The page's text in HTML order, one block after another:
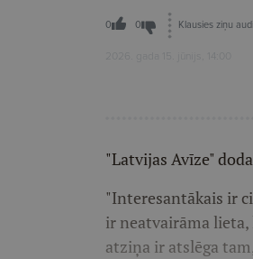
0 0 Klausies ziņu
2026. gada 15. jūnijs, 14:00
"Latvijas Avīze"
"Interesantākais ir
ir neatvairāma
atziņa ir atslēga